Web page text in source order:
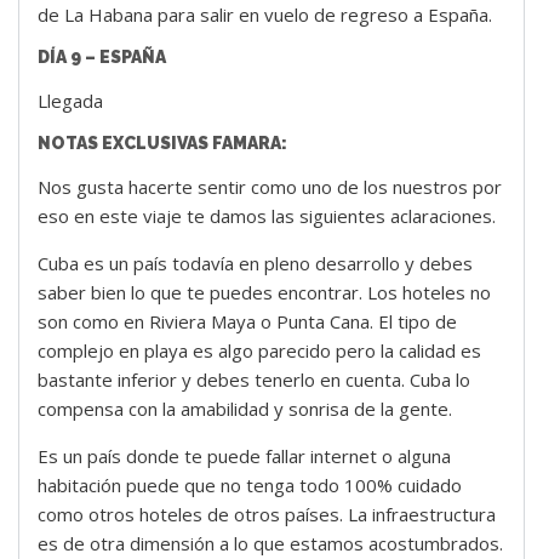
de La Habana para salir en vuelo de regreso a España.
DÍA 9 – ESPAÑA
Llegada
NOTAS EXCLUSIVAS FAMARA:
Nos gusta hacerte sentir como uno de los nuestros por
eso en este viaje te damos las siguientes aclaraciones.
Cuba es un país todavía en pleno desarrollo y debes
saber bien lo que te puedes encontrar. Los hoteles no
son como en Riviera Maya o Punta Cana. El tipo de
complejo en playa es algo parecido pero la calidad es
bastante inferior y debes tenerlo en cuenta. Cuba lo
compensa con la amabilidad y sonrisa de la gente.
Es un país donde te puede fallar internet o alguna
habitación puede que no tenga todo 100% cuidado
como otros hoteles de otros países. La infraestructura
es de otra dimensión a lo que estamos acostumbrados.